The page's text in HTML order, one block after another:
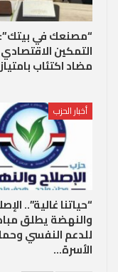
“مصنعك في بيتك”:
التمكين
مضاد اكتئاب بامتياز
أخبار الحزب
“حياتنا غالية”..
والنهضة يطلق
للدعم النفسي
الأسرة…